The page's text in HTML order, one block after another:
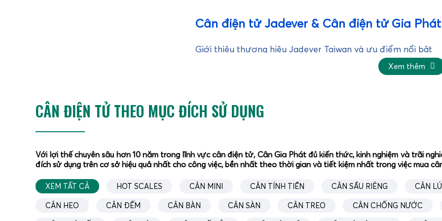
Cân điện tử Jadever & Cân điện tử Gia Phát
Giới thiệu thương hiệu Jadever Taiwan và ưu điểm nổi bật
Jadever Taiwanlà một trong những thương hiệu cân điện tử công
với các dòng cân có độ chính xác cao, độ bền vượt trội và khả
Với hơn ba thập kỷ nghiên cứu và phát triển, Jadever tập trung
lý hiện đại, cảm biến tải (loadcell) chất lượng cao và phần mềm
nghiệm, nhà máy sản xuất, kho bãi, siêu thị đến các ứng dụng cân
Xem thêm
CÂN ĐIỆN TỬ THEO MỤC ĐÍCH SỬ DỤNG
Với lợi thế chuyên sâu hơn 10 năm trong lĩnh vực cân điện tử, Cân Gia Phát đủ kiến thức, kinh nghiệm và trãi
đích sử dụng trên cơ sở hiệu quả nhất cho công việc, bền nhất theo thời gian và tiết kiệm nhất trong việc mua
XEM TẤT CẢ HOT SCALES CÂN MINI CÂN TÍNH TIỀN CÂN SẦU RIÊNG CÂN
CÂN HEO CÂN ĐẾM CÂN BÀN CÂN SÀN CÂN TREO CÂN CHỐNG NƯỚC